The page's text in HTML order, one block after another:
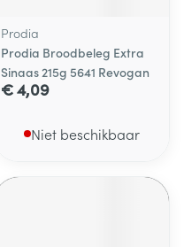
Prodia
Prodia Broodbeleg Extra
Sinaas 215g 5641 Revogan
€ 4,09
Niet beschikbaar